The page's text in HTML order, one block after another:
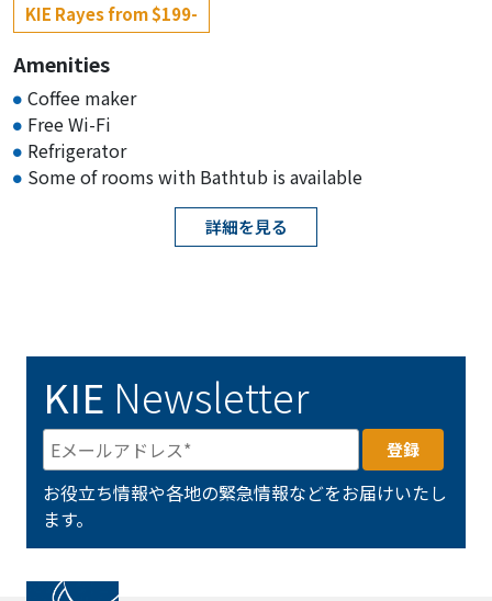
KIE Rayes from $199-
Amenities
Coffee maker
Free Wi-Fi
Refrigerator
Some of rooms with Bathtub is available
詳細を見る
KIE Newsletter
お役立ち情報や各地の緊急情報などをお届けいたし
ます。